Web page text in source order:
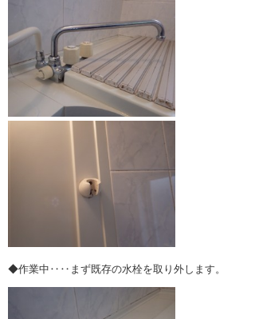
◆作業中‥‥まず既存の水栓を取り外します。